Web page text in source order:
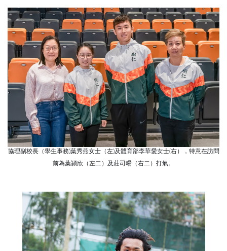
協理副校長（學生事務)葉秀燕女士（左)及體育部李華愛女士(右），特意在訪問
前為葉潁欣（左二）及莊司暘（右二）打氣。